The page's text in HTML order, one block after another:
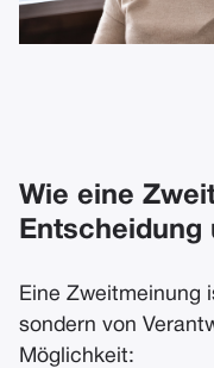
Wie eine
Eine Zweitmeinung
sondern von
Möglichkeit: